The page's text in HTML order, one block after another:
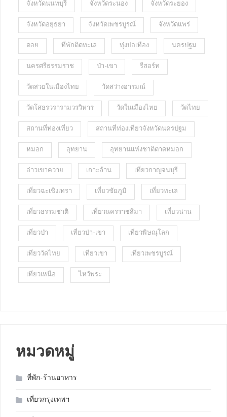
จังหวัดนนทบุรี จังหวัดระนอง จังหวัดระยอง
จังหวัดอยุธยา จังหวัดเพชรบูรณ์ จังหวัดแพร่
ดอย ที่พักติดทะเล ทุ่งปอเทือง นครปฐม
นครศรีธรรมราช ป่า-เขา รีสอร์ท
วัดสวยในเมืองไทย วัดสว่างอารมณ์
วัดโสธรวรารามวรวิหาร วัดในเมืองไทย วัดไทย
สถานที่ท่องเที่ยว สถานที่ท่องเที่ยวจังหวัดนครปฐม
หมอก อุทยาน อุทยานแห่งชาติตาดหมอก
อ่าวเขาควาย เกาะล้าน เที่ยวกาญจนบุรี
เที่ยวฉะเชิงเทรา เที่ยวชัยภูมิ เที่ยวทะเล
เที่ยวธรรมชาติ เที่ยวนครราชสีมา เที่ยวน่าน
เที่ยวป่า เที่ยวป่า-เขา เที่ยวพิษณุโลก
เที่ยววัดไทย เที่ยวเขา เที่ยวเพชรบูรณ์
เที่ยวเหนือ ไหว้พระ
หมวดหมู่
ที่พัก-ร้านอาหาร
เที่ยวกรุงเทพฯ